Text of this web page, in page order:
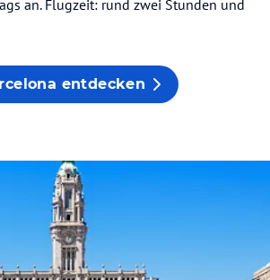
an. Flugzeit: rund zwei Stunden und
entdecken